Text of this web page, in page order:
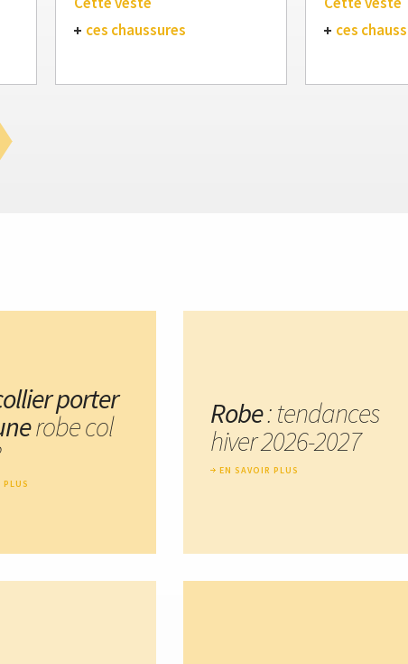
ces chaussures
ces
porter
robe col
PLUS
Robe: tendances
hiver 2026-2027
EN SAVOIR PLUS